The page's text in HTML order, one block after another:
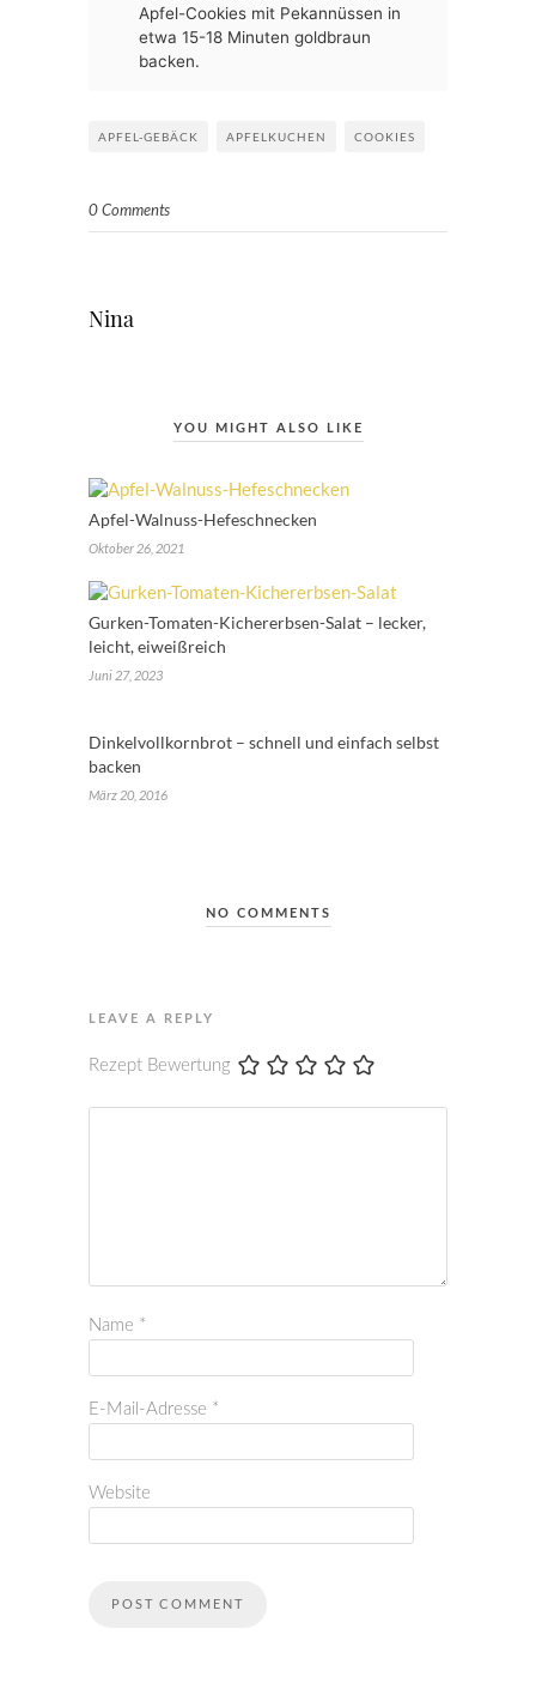
Apfel-Cookies mit Pekannüssen in
etwa 15-18 Minuten goldbraun
backen.
APFEL-GEBÄCK APFELKUCHEN COOKIES
0 Comments
Nina
YOU MIGHT ALSO LIKE
Apfel-Walnuss-Hefeschnecken
Oktober 26, 2021
Gurken-Tomaten-Kichererbsen-Salat – lecker,
leicht, eiweißreich
Juni 27, 2023
Dinkelvollkornbrot – schnell und einfach selbst
backen
März 20, 2016
NO COMMENTS
LEAVE A REPLY
Rezept Bewertung
Name *
E-Mail-Adresse *
Website